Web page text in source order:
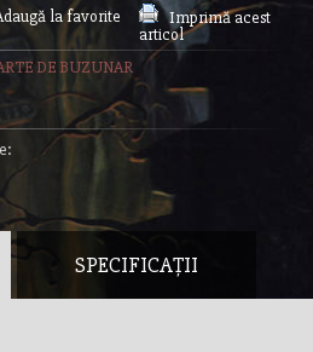
la favorite
Imprimă acest
articol
DE BUZUNAR
SPECIFICAȚII